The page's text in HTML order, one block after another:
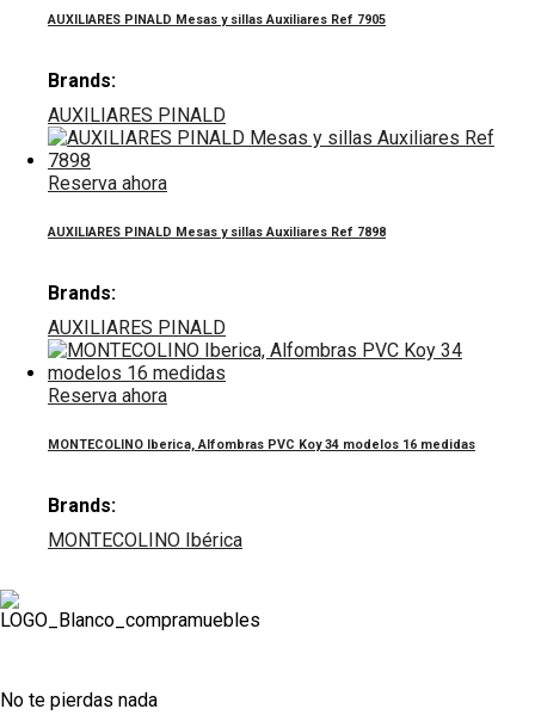
AUXILIARES PINALD Mesas y sillas Auxiliares Ref 7905
Brands:
AUXILIARES PINALD
Reserva ahora
AUXILIARES PINALD Mesas y sillas Auxiliares Ref 7898
Brands:
AUXILIARES PINALD
Reserva ahora
MONTECOLINO Iberica, Alfombras PVC Koy 34 modelos 16 medidas
Brands:
MONTECOLINO Ibérica
No te pierdas nada